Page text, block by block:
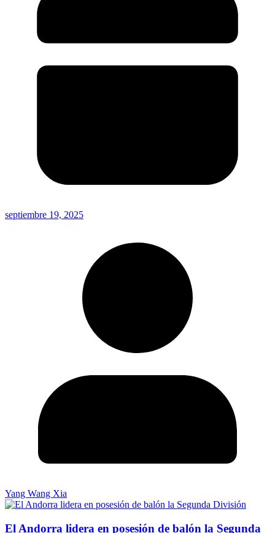
septiembre 19, 2025
Yang Wang Xia
El Andorra lidera en posesión de balón la Segunda